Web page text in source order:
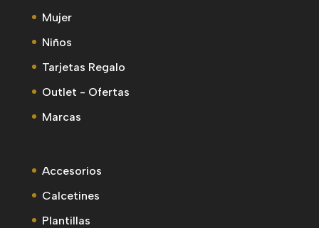
Mujer
Niños
Tarjetas Regalo
Outlet - Ofertas
Marcas
Accesorios
Calcetines
Plantillas